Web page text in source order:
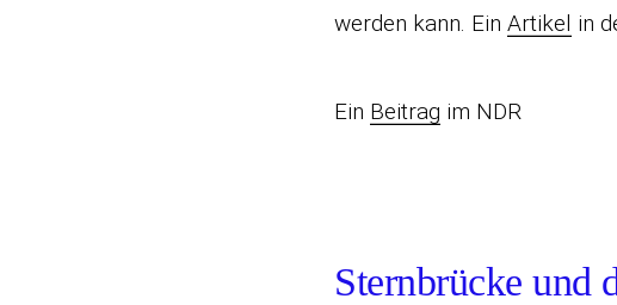
werden kann. Ein Artikel in
Ein Beitrag im NDR
Sternbrücke und